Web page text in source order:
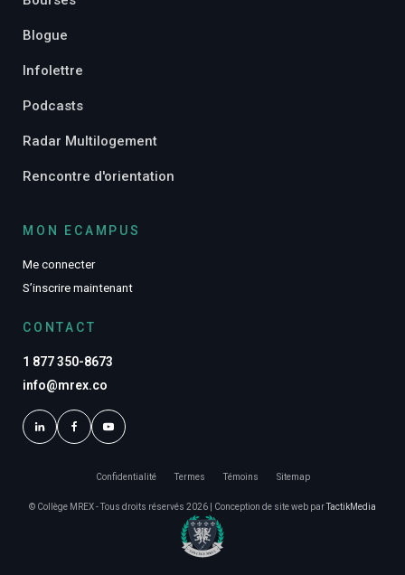
Blogue
Infolettre
Podcasts
Radar Multilogement
Rencontre d'orientation
MON ECAMPUS
Me connecter
S’inscrire maintenant
CONTACT
1 877 350-8673
info@mrex.co
© Collège MREX - Tous droits réservés 2026 | Conception de site web parTactikMedia
Confidentialité Termes Témoins Sitemap